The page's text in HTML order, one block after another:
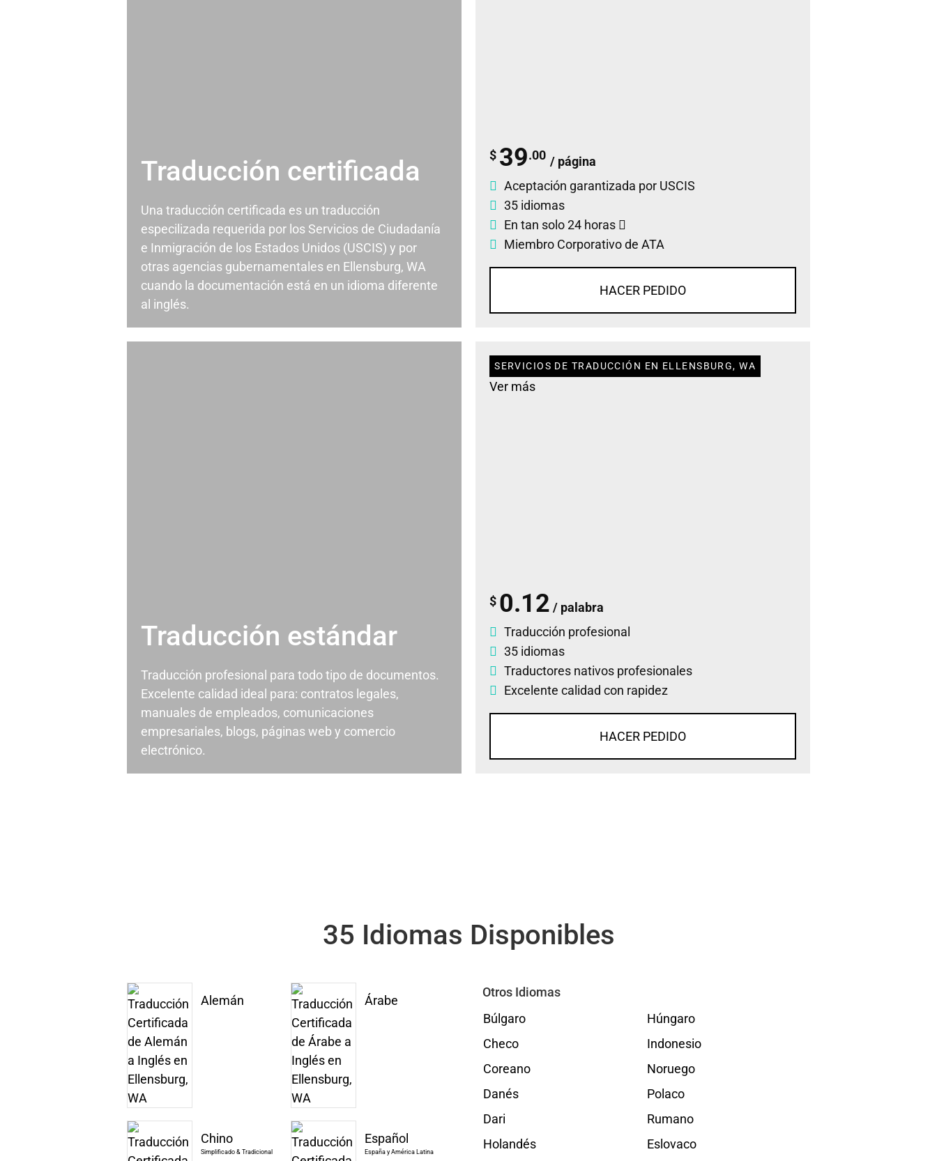
Traducción certificada
Una traducción certificada es un traducción
especilizada requerida por los Servicios de Ciudadanía
e Inmigración de los Estados Unidos (USCIS) y por
otras agencias gubernamentales en Ellensburg, WA
cuando la documentación está en un idioma diferente
al inglés.
$ 39.00 / página
Aceptación garantizada por USCIS
35 idiomas
En tan solo 24 horas
Miembro Corporativo de ATA
HACER PEDIDO
Traducción estándar
Traducción profesional para todo tipo de documentos.
Excelente calidad ideal para: contratos legales,
manuales de empleados, comunicaciones
empresariales, blogs, páginas web y comercio
electrónico.
SERVICIOS DE TRADUCCIÓN EN ELLENSBURG, WA
Ver más
$ 0.12 / palabra
Traducción profesional
35 idiomas
Traductores nativos profesionales
Excelente calidad con rapidez
HACER PEDIDO
35 Idiomas Disponibles
Alemán Árabe
Chino
Simplificado & Tradicional
Español
España y América Latina
Otros Idiomas
Búlgaro
Checo
Coreano
Danés
Dari
Holandés
Húngaro
Indonesio
Noruego
Polaco
Rumano
Eslovaco